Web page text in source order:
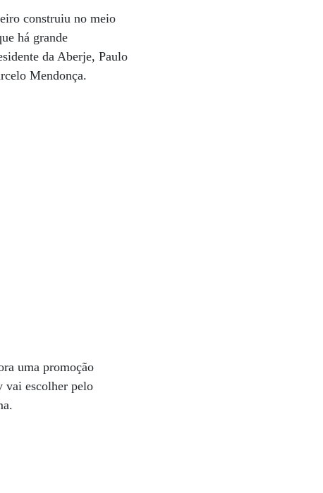
construiu no meio
há grande
da Aberje, Paulo
Mendonça.
uma promoção
vai escolher pelo